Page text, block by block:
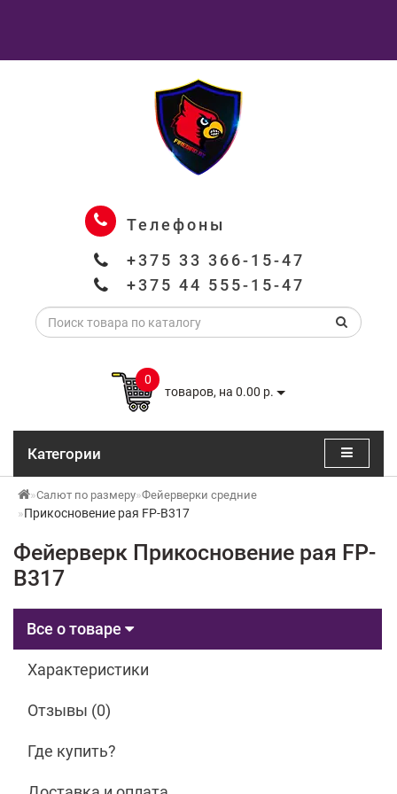
Телефоны
+375 33 366-15-47
+375 44 555-15-47
0
товаров, на 0.00 р.
Категории
Салют по размеру Фейерверки средние
Прикосновение рая FP-B317
Фейерверк Прикосновение рая FP-
B317
Все о товаре
Характеристики
Отзывы (0)
Где купить?